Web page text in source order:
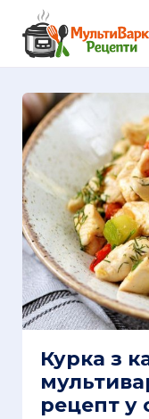
Курка з
рецепт у